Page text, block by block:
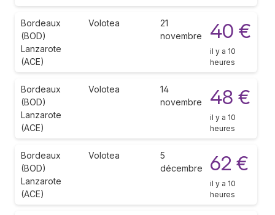
Bordeaux
(BOD)
Lanzarote
(ACE)
Volotea
21
novembre
40 €
il y a 10
heures
Bordeaux
(BOD)
Lanzarote
(ACE)
Volotea
14
novembre
48 €
il y a 10
heures
Bordeaux
(BOD)
Lanzarote
(ACE)
Volotea
5
décembre
62 €
il y a 10
heures